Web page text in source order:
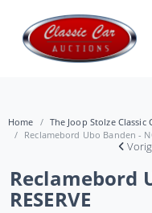
Home
The Joop Stolze
Reclamebord Ubo Banden -
Reclamebord
RESERVE